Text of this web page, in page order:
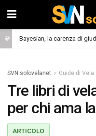
SVN solovelanet Guide di Vela
Tre libri di
per chi ama
ARTICOLO